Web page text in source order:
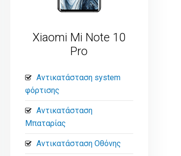
Xiaomi Mi Note 10
Pro
Αντικατάσταση system
φόρτισης
Αντικατάσταση
Μπαταρίας
Αντικατάσταση Οθόνης